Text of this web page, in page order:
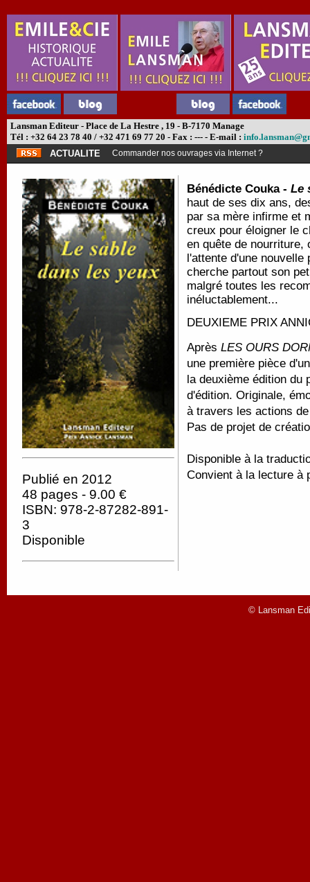
Lansman Editeur - Place de La Hestre , 19 - B-7170 Manage
Tél : +32 64 23 78 40 / +32 471 69 77 20 - Fax : --- - E-mail :
ACTUALITE
Commander nos ouvrages via Internet ?
Publié en 2012
48 pages - 9.00 €
ISBN: 978-2-87282-891-
3
Disponible
Bénédicte Couka - Le
haut de ses dix ans,
par sa mère infirme et
creux pour éloigner le
en quête de nourriture,
l'attente d'une nouvelle
cherche partout son
malgré toutes les
inéluctablement...
DEUXIEME PRIX
Après LES OURS
une première pièce
la deuxième édition du
d'édition. Originale,
à travers les actions
Pas de projet de
Disponible à la
Convient à la lecture à
© Lansman